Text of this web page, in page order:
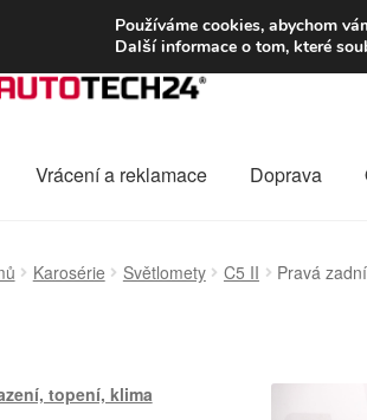
DOPRAVA od 139,-Kč
Vrácení a reklamace Doprava
Karosérie Světlomety C5 II Pravá
topení, klima
Používáme cookies, abychom
Další informace o tom, které